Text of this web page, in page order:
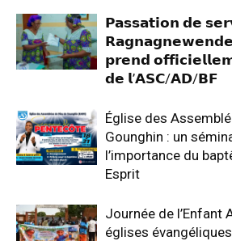
𝗣𝗮𝘀𝘀𝗮𝘁𝗶𝗼𝗻 𝗱𝗲
𝗽𝗿𝗲𝗻𝗱
𝗱𝗲 𝗹’𝗔𝗦𝗖/𝗔𝗗/𝗕𝗙
Église des
Gounghin : un
l’importance du
Esprit
‎Journée de l’Enfant
églises